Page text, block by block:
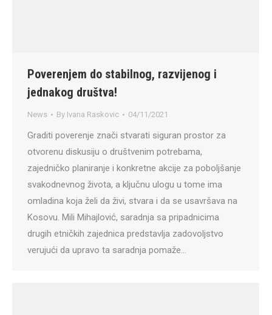
Poverenjem do stabilnog, razvijenog i
jednakog društva!
News By Ivana Raskovic 04/11/2021
Graditi poverenje znači stvarati siguran prostor za
otvorenu diskusiju o društvenim potrebama,
zajedničko planiranje i konkretne akcije za poboljšanje
svakodnevnog života, a ključnu ulogu u tome ima
omladina koja želi da živi, stvara i da se usavršava na
Kosovu. Mili Mihajlović, saradnja sa pripadnicima
drugih etničkih zajednica predstavlja zadovoljstvo
verujući da upravo ta saradnja pomaže…